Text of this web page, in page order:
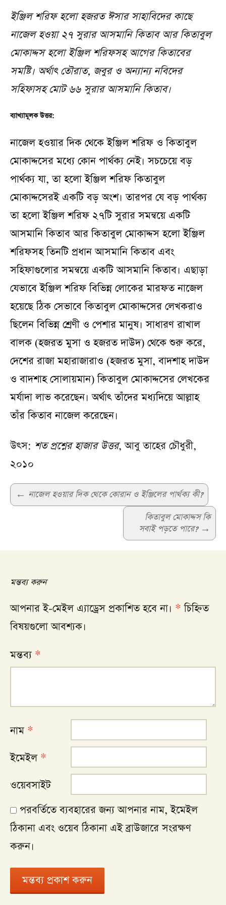
ইঞ্জিল শরিফ হলো হজরত ঈসার সাহাবিদের কাছে
নাজেল হওয়া ২৭ সুরার আসমানি কিতাব আর কিতাবুল
মোকাদ্দস হলো ইঞ্জিল শরিফসহ আগের কিতাবের
সমষ্টি। অর্থাৎ তৌরাত, জবুর ও অন্যান্য নবিদের
সহিফাসহ মোট ৬৬ সুরার আসমানি কিতাব।
ব্যাখ্যামূলক উত্তর:
নাজেল হওয়ার দিক থেকে ইঞ্জিল শরিফ ও কিতাবুল
মোকাদ্দসের মধ্যে কোন পার্থক্য নেই। সচচেয়ে বড়
পার্থক্য যা, তা হলো ইঞ্জিল শরিফ কিতাবুল
মোকাদ্দসেরই একটি বড় অংশ। তারপর যে বড় পার্থক্য
তা হলো ইঞ্জিল শরিফ ২৭টি সুরার সমন্বয়ে একটি
আসমানি কিতাব আর কিতাবুল মোকাদ্দস হলো ইঞ্জিল
শরিফসহ তিনটি প্রধান আসমানি কিতাব এবং
সহিফাগুলোর সমন্বয়ে একটি আসমানি কিতাব। এছাড়া
যেভাবে ইঞ্জিল শরিফ বিভিন্ন লোকের মারফত নাজেল
হয়েছে ঠিক সেভাবে কিতাবুল মোকাদ্দসের লেখকরাও
ছিলেন বিভিন্ন শ্রেণী ও পেশার মানুষ। সাধারণ রাখাল
বালক (হজরত মুসা ও হজরত দাউদ) থেকে শুরু করে,
দেশের রাজা মহারাজারাও (হজরত মুসা, বাদশাহ দাউদ
ও বাদশাহ সোলায়মান) কিতাবুল মোকাদ্দসের লেখকের
মর্যাদা লাভ করেছেন। অর্থাৎ তাঁদের মধ্যদিয়ে আল্লাহ
তাঁর কিতাব নাজেল করেছেন।
উৎস: শত প্রশ্নের হাজার উত্তর, আবু তাহের চৌধুরী,
২০১০
Post
← নাজেল হওয়ার দিক থেকে কোরান ও ইঞ্জিলের পার্থক্য কী?
কিতাবুল মোকাদ্দস কি
সবাই পড়তে পারে? →
মন্তব্য করুন
আপনার ই-মেইল এ্যাড্রেস প্রকাশিত হবে না। * চিহ্নিত
বিষয়গুলো আবশ্যক।
মন্তব্য *
নাম *
ইমেইল *
ওয়েবসাইট
পরবর্তিতে ব্যবহারের জন্য আপনার নাম, ইমেইল
ঠিকানা এবং ওয়েব ঠিকানা এই ব্রাউজারে সংরক্ষণ
করুন।